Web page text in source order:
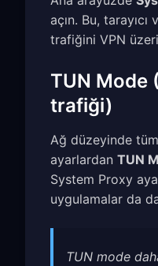
açın. Bu,
trafiğini VPN
TUN Mode
trafiği)
Ağ düzeyinde
ayarlardan TUN
System Proxy
uygulamalar da
TUN mode